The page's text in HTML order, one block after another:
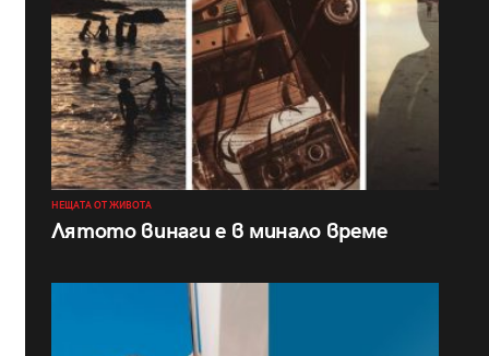
НЕЩАТА ОТ ЖИВОТА
Лятото винаги е в минало време